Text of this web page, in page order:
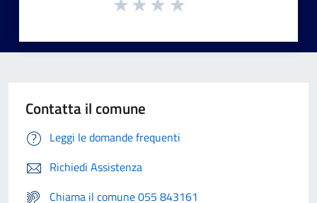
Contatta il comune
Leggi le domande frequenti
Richiedi Assistenza
Chiama il comune 055 843161